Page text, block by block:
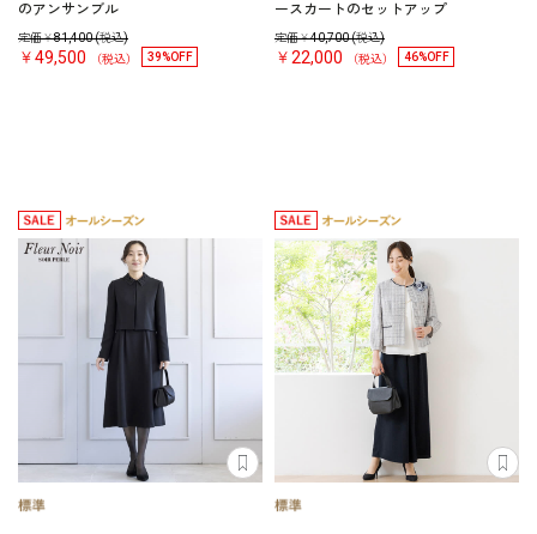
のアンサンブル
定価￥81,400(税込)
￥49,500 （税込） 39%OFF
ースカートのセットアップ
定価￥40,700(税込)
￥22,000 （税込） 46%OFF